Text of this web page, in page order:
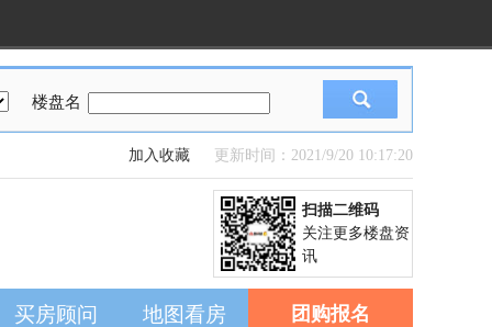
楼盘名
加入收藏 更新时间：2021/9/20 10:17:20
扫描二维码
关注更多楼盘资
讯
买房顾问 地图看房 团购报名